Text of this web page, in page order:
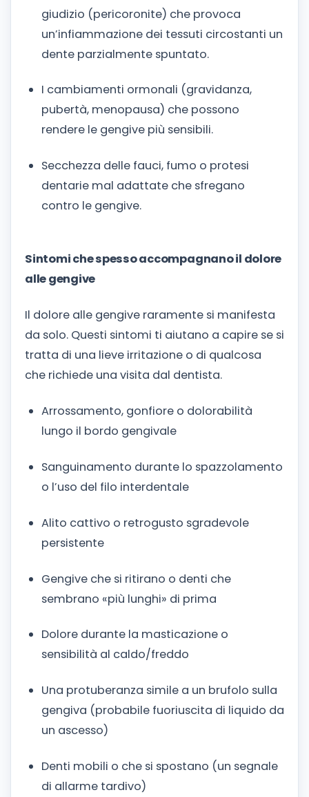
giudizio (pericoronite) che provoca
un’infiammazione dei tessuti circostanti un
dente parzialmente spuntato.
I cambiamenti ormonali (gravidanza,
pubertà, menopausa) che possono
rendere le gengive più sensibili.
Secchezza delle fauci, fumo o protesi
dentarie mal adattate che sfregano
contro le gengive.
Sintomi che spesso accompagnano il dolore
alle gengive
Il dolore alle gengive raramente si manifesta
da solo. Questi sintomi ti aiutano a capire se si
tratta di una lieve irritazione o di qualcosa
che richiede una visita dal dentista.
Arrossamento, gonfiore o dolorabilità
lungo il bordo gengivale
Sanguinamento durante lo spazzolamento
o l’uso del filo interdentale
Alito cattivo o retrogusto sgradevole
persistente
Gengive che si ritirano o denti che
sembrano «più lunghi» di prima
Dolore durante la masticazione o
sensibilità al caldo/freddo
Una protuberanza simile a un brufolo sulla
gengiva (probabile fuoriuscita di liquido da
un ascesso)
Denti mobili o che si spostano (un segnale
di allarme tardivo)